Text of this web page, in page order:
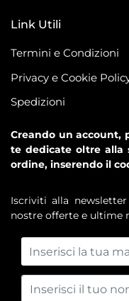
Link Utili
Termini e Condizioni
Privacy e Cookie
Spedizioni
Creando un account,
te dedicate oltre alla
ordine, inserendo il
Iscriviti alla
nostre offerte e ultime